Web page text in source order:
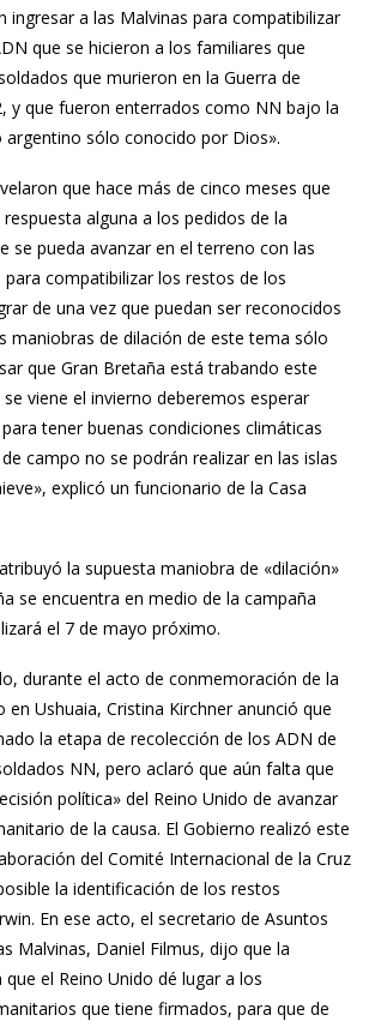
ingresar a las Malvinas para compatibilizar
que se hicieron a los familiares que
que murieron en la Guerra de
y que fueron enterrados como NN bajo la
argentino sólo conocido por Dios».
que hace más de cinco meses que
alguna a los pedidos de la
se pueda avanzar en el terreno con las
compatibilizar los restos de los
de una vez que puedan ser reconocidos
maniobras de dilación de este tema sólo
que Gran Bretaña está trabando este
viene el invierno deberemos esperar
tener buenas condiciones climáticas
campo no se podrán realizar en las islas
explicó un funcionario de la Casa
la supuesta maniobra de «dilación»
se encuentra en medio de la campaña
el 7 de mayo próximo.
durante el acto de conmemoración de la
en Ushuaia, Cristina Kirchner anunció que
la etapa de recolección de los ADN de
NN, pero aclaró que aún falta que
política» del Reino Unido de avanzar
de la causa. El Gobierno realizó este
del Comité Internacional de la Cruz
la identificación de los restos
En ese acto, el secretario de Asuntos
Malvinas, Daniel Filmus, dijo que la
que el Reino Unido dé lugar a los
que tiene firmados, para que de